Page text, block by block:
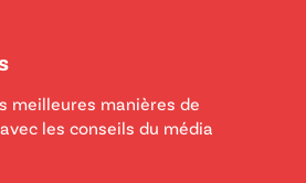
meilleures manières de
les conseils du média